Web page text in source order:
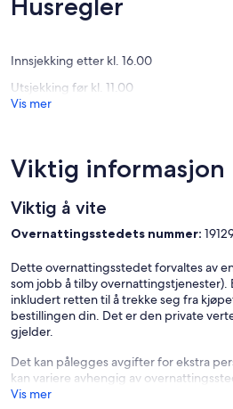
Moitas
(1Husregler
Innsjekking etter kl. 16.00
Utsjekking før kl. 11.00
Vis mer
Viktig informasjon
Viktig å vite
Overnattingsstedets nummer:
Dette overnattingsstedet forvaltes av
som jobb å tilby overnattingstjenester).
inkludert retten til å trekke seg fra
bestillingen din. Det er den private
gjelder.
Det kan pålegges avgifter for ekstra
kan variere avhengig av
Vis mer